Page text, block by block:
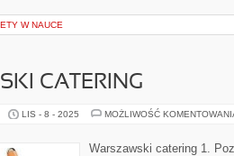
W NAUCE
CATERING
LIS - 8 - 2025 MOŻLIWOŚĆ
Warszawski catering 1.